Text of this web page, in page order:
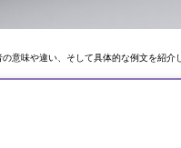
意味や違い、そして具体的な例文を紹介